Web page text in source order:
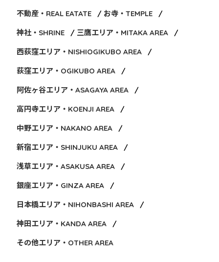
不動産・REAL EATATE お寺・TEMPLE
神社・SHRINE 三鷹エリア・MITAKA AREA
西荻窪エリア・NISHIOGIKUBO AREA
荻窪エリア・OGIKUBO AREA
阿佐ヶ谷エリア・ASAGAYA AREA
高円寺エリア・KOENJI AREA
中野エリア・NAKANO AREA
新宿エリア・SHINJUKU AREA
浅草エリア・ASAKUSA AREA
銀座エリア・GINZA AREA
日本橋エリア・NIHONBASHI AREA
神田エリア・KANDA AREA
その他エリア・OTHER AREA